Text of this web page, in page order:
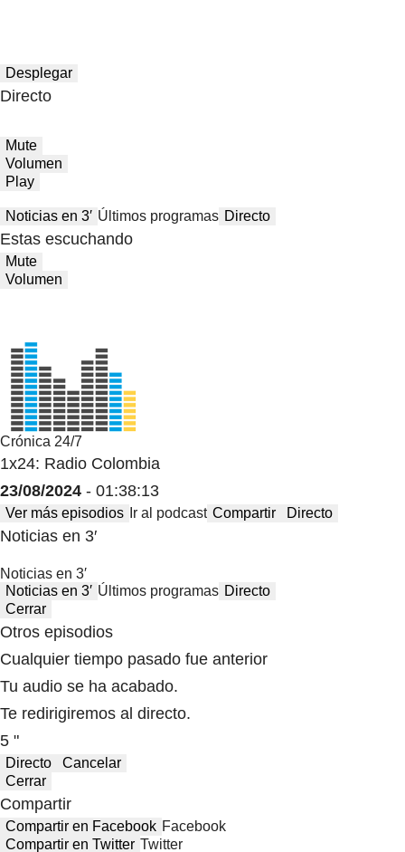
Desplegar
Directo
Mute
Volumen
Play
Noticias en 3′ Últimos programas Directo
Estas escuchando
Mute
Volumen
Crónica 24/7
1x24: Radio Colombia
23/08/2024 - 01:38:13
Ver más episodios Ir al podcast Compartir Directo
Noticias en 3′
Noticias en 3′
Noticias en 3′ Últimos programas Directo
Cerrar
Otros episodios
Cualquier tiempo pasado fue anterior
Tu audio se ha acabado.
Te redirigiremos al directo.
5 "
Directo
Cancelar
Cerrar
Compartir
Compartir en Facebook Facebook
Compartir en Twitter Twitter